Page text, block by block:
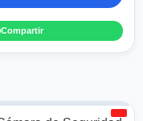
Compartir
El
El